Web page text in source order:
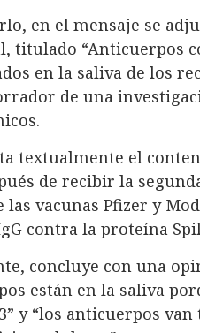
en el mensaje se
titulado “Anticuerpos
en la saliva de los
de una
textualmente el
de recibir la
las vacunas Pfizer y
contra la proteína
concluye con una
están en la saliva
y “los anticuerpos